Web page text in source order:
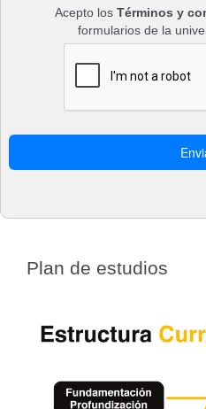
Acepto los Términos y
formularios de la
Plan de estudios